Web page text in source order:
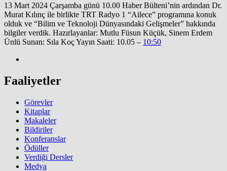
13 Mart 2024 Çarşamba günü 10.00 Haber Bülteni’nin ardından Dr.
Murat Kılınç ile birlikte TRT Radyo 1 “Ailece” programına konuk
olduk ve “Bilim ve Teknoloji Dünyasındaki Gelişmeler” hakkında
bilgiler verdik. Hazırlayanlar: Mutlu Füsun Küçük, Sinem Erdem
Ünlü Sunan: Sıla Koç Yayın Saati: 10.05 – 10:50
Faaliyetler
Görevler
Kitaplar
Makaleler
Bildiriler
Konferanslar
Ödüller
Verdiği Dersler
Medya